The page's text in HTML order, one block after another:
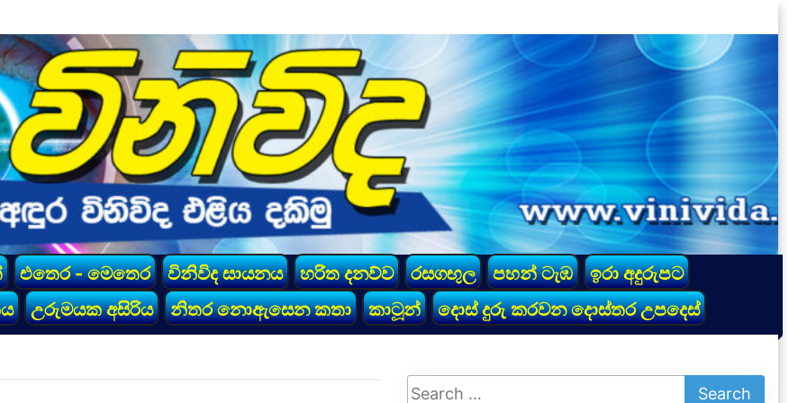
එතෙර - මෙතෙර විනිවිද සායනය හරිත දනව්ව රසගඟුල පහන් ටැඹ
ඉරා අදුරුපට
උරුමයක අසිරිය නිතර නොඇසෙන කතා කාටූන් දොස් දුරු කරවන දොස්තර උපදෙස්